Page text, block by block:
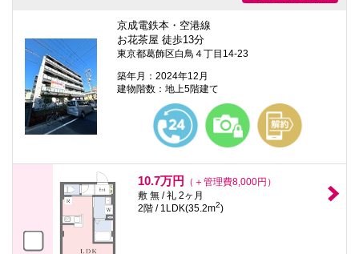
京成電鉄本・空港線
お花茶屋 徒歩13分
東京都葛飾区白鳥４丁目14-23
築年月：2024年12月
建物階数：地上5階建て
10.7万円
（＋管理費8,000円）
敷 無 / 礼 2ヶ月
2階 / 1LDK(35.2m2)